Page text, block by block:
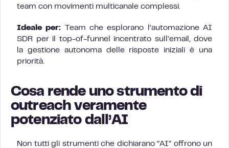
team con movimenti multicanale complessi.
Ideale per: Team che esplorano l’automazione AI
SDR per il top-of-funnel incentrato sull’email, dove
la gestione autonoma delle risposte iniziali è una
priorità.
Cosa rende uno strumento di
outreach veramente
potenziato dall’AI
Non tutti gli strumenti che dichiarano “AI” offrono un